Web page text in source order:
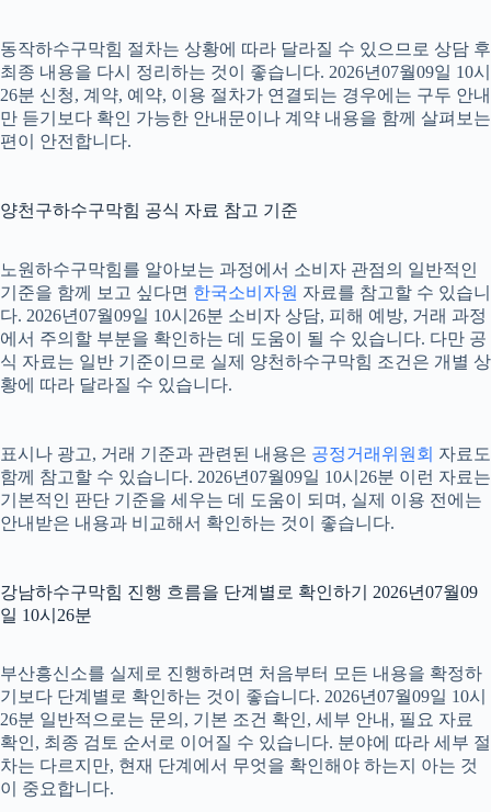
동작하수구막힘 절차는 상황에 따라 달라질 수 있으므로 상담 후
최종 내용을 다시 정리하는 것이 좋습니다. 2026년07월09일 10시
26분 신청, 계약, 예약, 이용 절차가 연결되는 경우에는 구두 안내
만 듣기보다 확인 가능한 안내문이나 계약 내용을 함께 살펴보는
편이 안전합니다.
양천구하수구막힘 공식 자료 참고 기준
노원하수구막힘를 알아보는 과정에서 소비자 관점의 일반적인
기준을 함께 보고 싶다면 한국소비자원 자료를 참고할 수 있습니
다. 2026년07월09일 10시26분 소비자 상담, 피해 예방, 거래 과정
에서 주의할 부분을 확인하는 데 도움이 될 수 있습니다. 다만 공
식 자료는 일반 기준이므로 실제 양천하수구막힘 조건은 개별 상
황에 따라 달라질 수 있습니다.
표시나 광고, 거래 기준과 관련된 내용은 공정거래위원회 자료도
함께 참고할 수 있습니다. 2026년07월09일 10시26분 이런 자료는
기본적인 판단 기준을 세우는 데 도움이 되며, 실제 이용 전에는
안내받은 내용과 비교해서 확인하는 것이 좋습니다.
강남하수구막힘 진행 흐름을 단계별로 확인하기 2026년07월09
일 10시26분
부산흥신소를 실제로 진행하려면 처음부터 모든 내용을 확정하
기보다 단계별로 확인하는 것이 좋습니다. 2026년07월09일 10시
26분 일반적으로는 문의, 기본 조건 확인, 세부 안내, 필요 자료
확인, 최종 검토 순서로 이어질 수 있습니다. 분야에 따라 세부 절
차는 다르지만, 현재 단계에서 무엇을 확인해야 하는지 아는 것
이 중요합니다.